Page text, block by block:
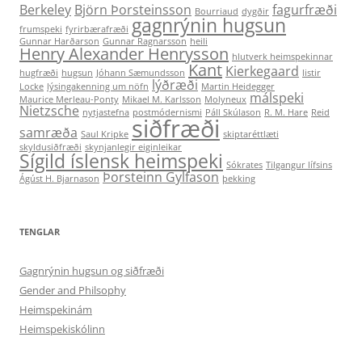
Berkeley Björn Þorsteinsson Bourriaud dygðir fagurfræði
frumspeki fyrirbærafræði gagnrýnin hugsun
Gunnar Harðarson Gunnar Ragnarsson heili
Henry Alexander Henrysson hlutverk heimspekinnar
hugfræði hugsun Jóhann Sæmundsson Kant Kierkegaard listir
Locke lýsingakenning um nöfn lýðræði Martin Heidegger
Maurice Merleau-Ponty Mikael M. Karlsson Molyneux málspeki
Nietzsche nytjastefna postmódernismi Páll Skúlason R. M. Hare Reid
samræða Saul Kripke siðfræði skiptaréttlæti
skyldusiðfræði skynjanlegir eiginleikar
Sígild íslensk heimspeki Sókrates Tilgangur lífsins
Ágúst H. Bjarnason Þorsteinn Gylfason þekking
TENGLAR
Gagnrýnin hugsun og siðfræði
Gender and Philsophy
Heimspekinám
Heimspekiskólinn